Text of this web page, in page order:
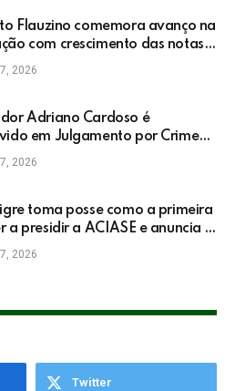
Flauzino comemora avanço na
com crescimento das notas
da rede pública de Itabela
2026
Adriano Cardoso é
em Julgamento por Crime
no TRE
2026
toma posse como a primeira
a presidir a ACIASE e anuncia a
do Prêmio Destaque
2026
Twitter